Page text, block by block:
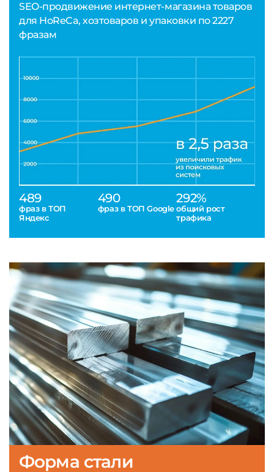
SEO-продвижение интернет-магазина товаров
для HoReCa, хозтоваров и упаковки по 2227
фразам
489
фраз в ТОП
Яндекс
490
фраз в ТОП Google
292%
общий рост
трафика
Форма стали